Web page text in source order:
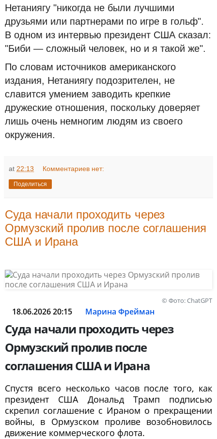
Нетаниягу "никогда не были лучшими
друзьями или партнерами по игре в гольф".
В одном из интервью президент США сказал:
"Биби — сложный человек, но и я такой же".
По словам источников американского
издания, Нетаниягу подозрителен, не
славится умением заводить крепкие
дружеские отношения, поскольку доверяет
лишь очень немногим людям из своего
окружения.
at 22:13 Комментариев нет:
Поделиться
Суда начали проходить через
Ормузский пролив после соглашения
США и Ирана
© Фото: ChatGPT
18.06.2026 20:15 Марина Фрейман
Суда начали проходить через
Ормузский пролив после
соглашения США и Ирана
Спустя всего несколько часов после того, как
президент США Дональд Трамп подписью
скрепил соглашение с Ираном о прекращении
войны, в Ормузском проливе возобновилось
движение коммерческого флота.